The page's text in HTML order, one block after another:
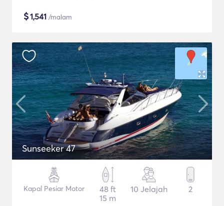
$1,541 /malam
Sunseeker 47
Kapal Pesiar Motor
48 ft
15 m
10 Jelajah 2